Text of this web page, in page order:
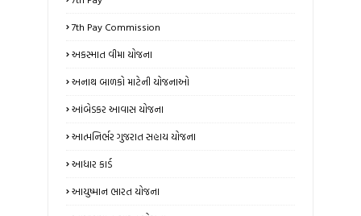
7th Pay Commission
અકસ્માત વીમા યોજના
અનાથ બાળકો માટેની યોજનાઓ
આંબેડકર આવાસ યોજના
આત્મનિર્ભર ગુજરાત સહાય યોજના
આધાર કાર્ડ
આયુષ્માન ભારત યોજના